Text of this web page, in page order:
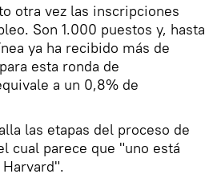
otra vez las inscripciones
Son 1.000 puestos y, hasta
ya ha recibido más de
esta ronda de
a un 0,8% de
las etapas del proceso de
cual parece que "uno está